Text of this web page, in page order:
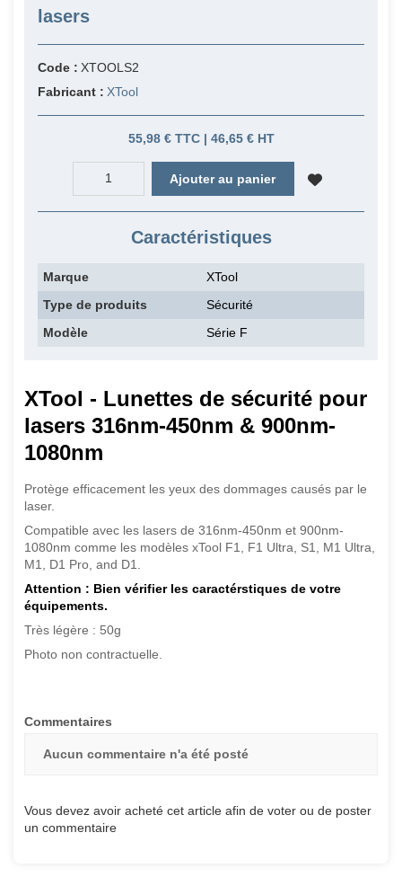
lasers
Code : XTOOLS2
Fabricant : XTool
55,98 € TTC | 46,65 € HT
Ajouter au panier
Caractéristiques
Marque
XTool
Type de produits
Sécurité
Modèle
Série F
XTool - Lunettes de sécurité pour
lasers 316nm-450nm & 900nm-
1080nm
Protège efficacement les yeux des dommages causés par le
laser.
Compatible avec les lasers de 316nm-450nm et 900nm-
1080nm comme les modèles xTool F1, F1 Ultra, S1, M1 Ultra,
M1, D1 Pro, and D1.
Attention : Bien vérifier les caractérstiques de votre
équipements.
Très légère : 50g
Photo non contractuelle.
Commentaires
Aucun commentaire n'a été posté
Vous devez avoir acheté cet article afin de voter ou de poster
un commentaire